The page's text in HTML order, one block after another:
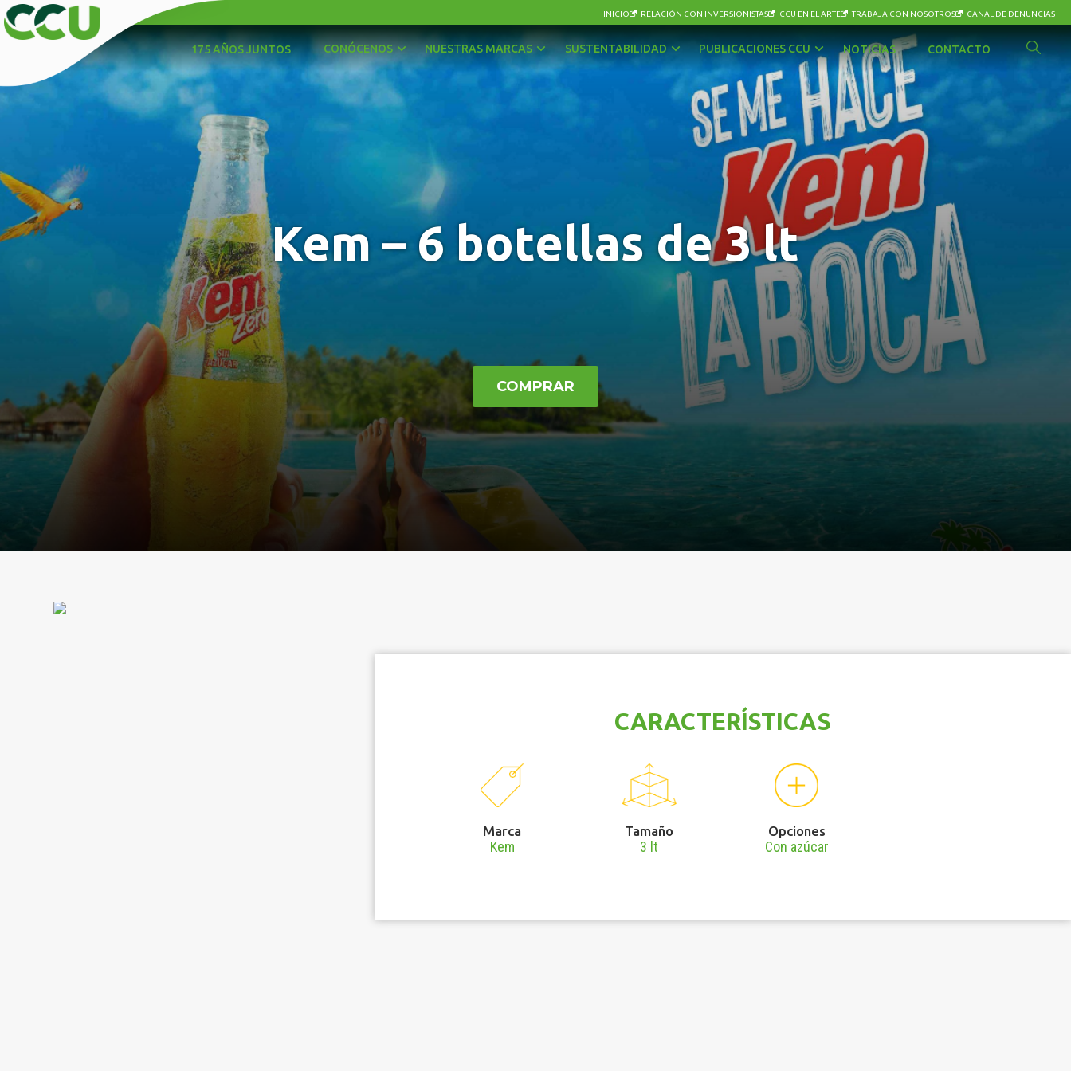
INICIO RELACIÓN CON INVERSIONISTAS CCU EN EL ARTE TRABAJA CON NOSOTROS CANAL DE DENUNCIAS
175 AÑOS JUNTOS CONÓCENOS NUESTRAS MARCAS
ENERGÉTICAS Y DEPORTIVAS
JUGOS, NÉCTARES Y BEBIDAS EN POLVO
SUSTENTABILIDAD PUBLICACIONES CCU NOTICIAS CONTACTO
Kem – 6 botellas de 3 lt
COMPRAR
CARACTERÍSTICAS
Marca
Kem
Tamaño
3 lt
Opciones
Con azúcar